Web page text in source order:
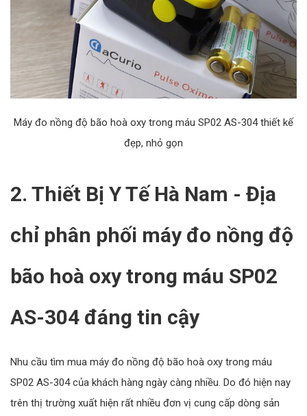
Máy đo nồng độ bão hoà oxy trong máu SP02 AS-304 thiết kế
đẹp, nhỏ gọn
2. Thiết Bị Y Tế Hà Nam - Địa
chỉ phân phối máy đo nồng độ
bão hoà oxy trong máu SP02
AS-304 đáng tin cậy
Nhu cầu tìm mua máy đo nồng độ bão hoà oxy trong máu
SP02 AS-304 của khách hàng ngày càng nhiều. Do đó hiện nay
trên thị trường xuất hiện rất nhiều đơn vị cung cấp dòng sản